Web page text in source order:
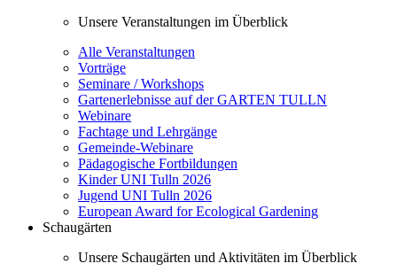
Unsere Veranstaltungen im Überblick
Alle Veranstaltungen
Vorträge
Seminare / Workshops
Gartenerlebnisse auf der GARTEN TULLN
Webinare
Fachtage und Lehrgänge
Gemeinde-Webinare
Pädagogische Fortbildungen
Kinder UNI Tulln 2026
Jugend UNI Tulln 2026
European Award for Ecological Gardening
Schaugärten
Unsere Schaugärten und Aktivitäten im Überblick